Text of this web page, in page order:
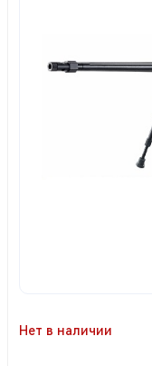
Нет в наличии